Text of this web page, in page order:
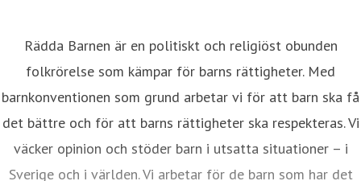
Rädda Barnen är en politiskt och religiöst obunden
folkrörelse som kämpar för barns rättigheter. Med
barnkonventionen som grund arbetar vi för att barn ska få
det bättre och för att barns rättigheter ska respekteras. Vi
väcker opinion och stöder barn i utsatta situationer – i
Sverige och i världen. Vi arbetar för de barn som har det